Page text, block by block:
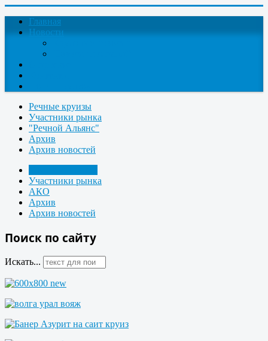
Главная
Новости
Речные круизы
Участники рынка
"Речной Альянс"
Архив
Архив новостей
Участники рынка
АКО
Архив
Архив новостей
Поиск по сайту
Искать...